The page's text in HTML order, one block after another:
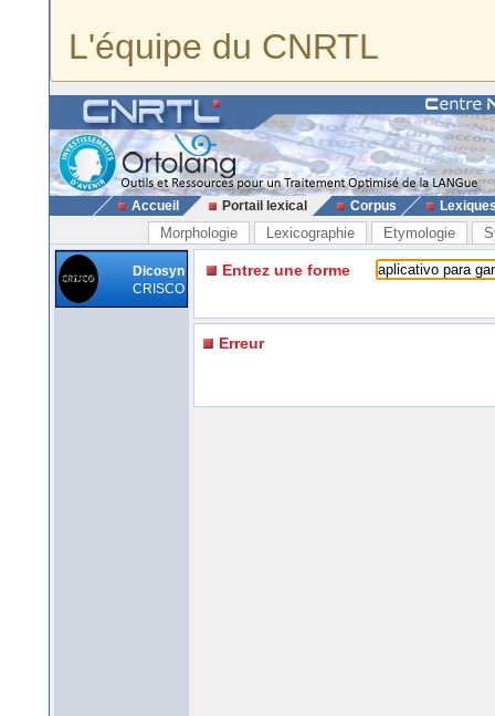
L'équipe du CNRTL
Accueil Portail lexical Corpus
Morphologie Lexicographie Etymologie
Dicosyn
CRISCO
Entrez une forme
Erreur